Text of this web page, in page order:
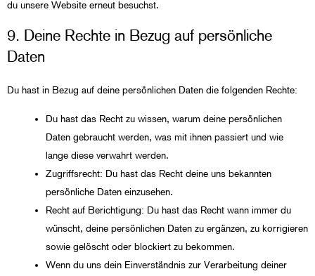
du unsere Website erneut besuchst.
9. Deine Rechte in Bezug auf persönliche
Daten
Du hast in Bezug auf deine persönlichen Daten die folgenden Rechte:
Du hast das Recht zu wissen, warum deine persönlichen
Daten gebraucht werden, was mit ihnen passiert und wie
lange diese verwahrt werden.
Zugriffsrecht: Du hast das Recht deine uns bekannten
persönliche Daten einzusehen.
Recht auf Berichtigung: Du hast das Recht wann immer du
wünscht, deine persönlichen Daten zu ergänzen, zu korrigieren
sowie gelöscht oder blockiert zu bekommen.
Wenn du uns dein Einverständnis zur Verarbeitung deiner